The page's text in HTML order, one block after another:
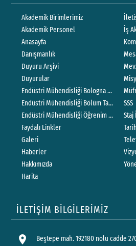
Akademik Birimlerimiz
Akademik Personel
Anasayfa
Danışmanlık
Duyuru Arşivi
Duyurular
Endüstri Mühendisliği Bologna Ders
Endüstri Mühendisliği Öğrenim Çıktıları
Faydalı Linkler
Galeri
Haberler
Hakkımızda
Harita
İş
SSS
İLETİŞİM BİLGİLERİMİZ
location_on Beştepe mah. 192180 nolu cadde